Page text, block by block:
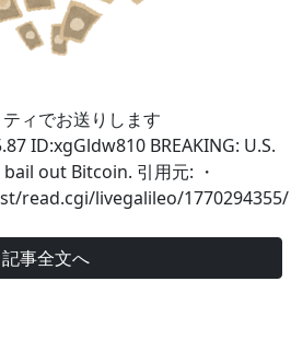
ィでお送りします
ID:xgGldw810 BREAKING: U.S.
out Bitcoin. 引用元: ・
read.cgi/livegalileo/1770294355/
記事全文へ